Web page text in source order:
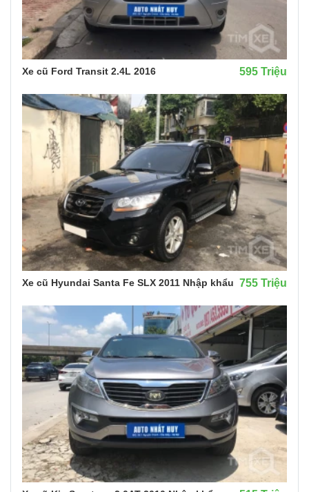
Xe cũ Ford Transit 2.4L 2016 595 Triệu
Xe cũ Hyundai Santa Fe SLX 2011 Nhập khẩu 755 Triệu